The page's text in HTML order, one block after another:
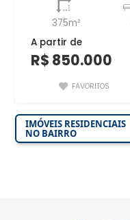
375m²
A partir de
R$ 850.000
FAVORITOS
IMÓVEIS RESIDENCIAIS
NO BAIRRO